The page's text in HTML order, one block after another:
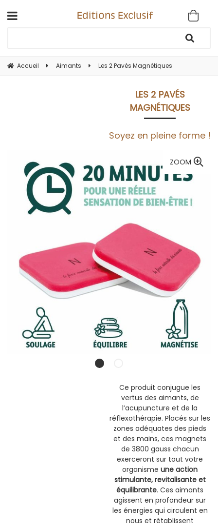
Accueil Aimants Les 2 Pavés Magnétiques
LES 2 PAVÉS
MAGNÉTIQUES
Soyez en pleine forme !
ZOOM
Ce produit conjugue les
vertus des aimants, de
l’acupuncture et de la
réflexothérapie. Placés sur les
zones adéquates des pieds
et des mains, ces magnets
de 3800 gauss chacun
exerceront sur tout votre
organisme une action
stimulante, revitalisante et
équilibrante. Ces aimants
agissent en profondeur sur
les énergies qui circulent en
nous et rétablissent